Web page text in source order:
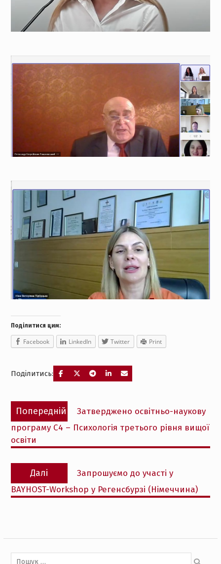
Поділитися цим:
Facebook LinkedIn Twitter Print
Поділитись:
Навігація
записів
Попередній
Попередній
запис:
Затверджено освітньо-наукову
програму С4 – Психологія третього рівня вищої
освіти
Далі
Наступний
запис:
Запрошуємо до участі у
BAYHOST-Workshop у Регенсбурзі (Німеччина)
Пошук: